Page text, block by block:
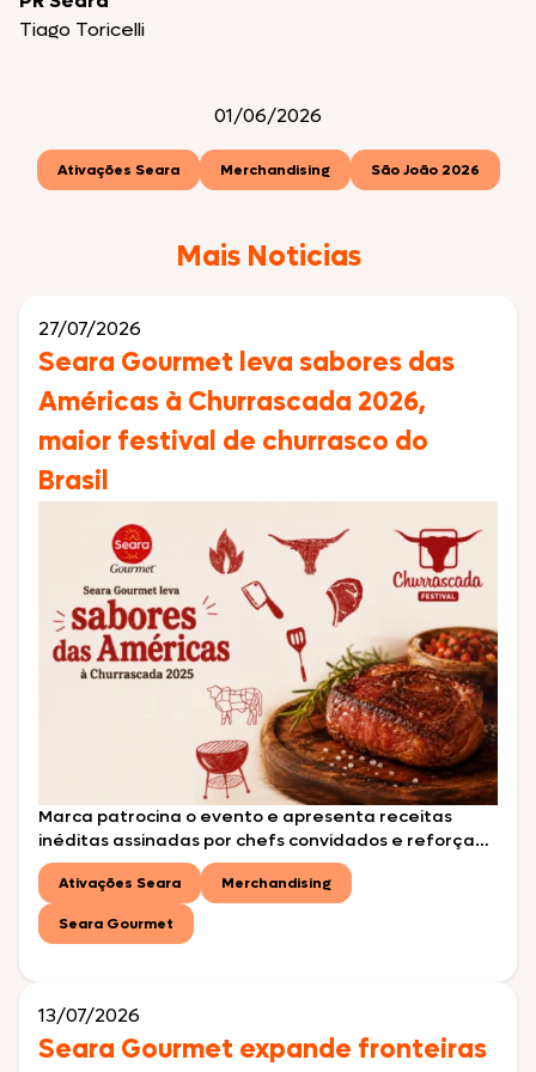
Tiago Toricelli
01/06/2026
Ativações Seara Merchandising São João 2026
Mais Noticias
27/07/2026
Seara Gourmet leva sabores das
Américas à Churrascada 2026,
maior festival de churrasco do
Brasil
Marca patrocina o evento e apresenta receitas
inéditas assinadas por chefs convidados e reforça
sua conexão com o universo do churrasco premium
durante o maior festival de churrasco do Brasil A
Seara Gourmet marca presença na Churrascada
2026, o maior festival de churrasco do Brasil, levando
Ativações Seara Merchandising
Seara Gourmet
13/07/2026
Seara Gourmet expande fronteiras